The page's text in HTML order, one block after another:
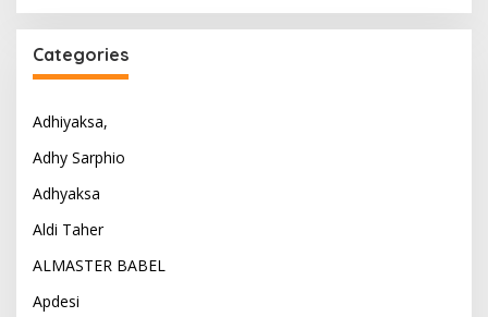
Categories
Adhiyaksa,
Adhy Sarphio
Adhyaksa
Aldi Taher
ALMASTER BABEL
Apdesi